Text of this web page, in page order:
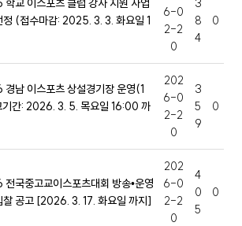
교 이스포츠 클럽 강사 지원 사업
정 (접수마감: 2025. 3. 3. 화요일 1
6-0
2-2
0
3
8
4
0
남 이스포츠 상설경기장 운영(1
기간: 2026. 3. 5. 목요일 16:00 까
202
6-0
2-2
0
3
5
9
0
국중고교이스포츠대회 방송•운영
찰 공고 [2026. 3. 17. 화요일 까지]
202
6-0
2-2
0
4
0
5
0